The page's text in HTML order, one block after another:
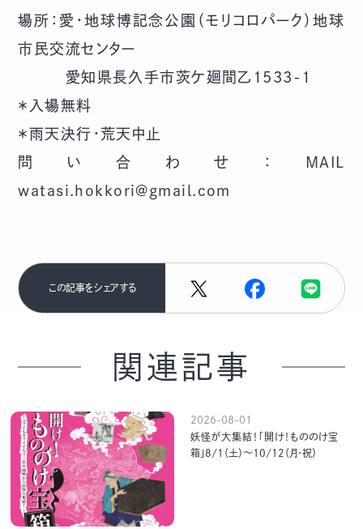
場所：愛・地球博記念公園（モリコロパーク）地球
市民交流センター
愛知県長久手市茨ケ廻間乙1533-1
＊入場無料
＊雨天決行・荒天中止
問い合わせ：MAIL
watasi.hokkori@gmail.com
この記事をシェアする
関連記事
2026-08-01
妖怪が大集結！「開け！もののけ宝
箱」8/1（土）～10/12（月・祝）